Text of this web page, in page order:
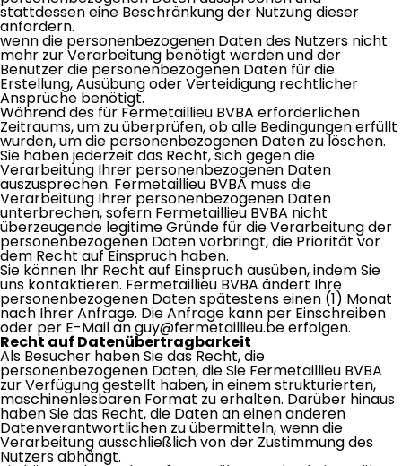
stattdessen eine Beschränkung der Nutzung dieser
anfordern.
wenn die personenbezogenen Daten des Nutzers nicht
mehr zur Verarbeitung benötigt werden und der
Benutzer die personenbezogenen Daten für die
Erstellung, Ausübung oder Verteidigung rechtlicher
Ansprüche benötigt.
Während des für Fermetaillieu BVBA erforderlichen
Zeitraums, um zu überprüfen, ob alle Bedingungen erfüllt
wurden, um die personenbezogenen Daten zu löschen.
Sie haben jederzeit das Recht, sich gegen die
Verarbeitung Ihrer personenbezogenen Daten
auszusprechen. Fermetaillieu BVBA muss die
Verarbeitung Ihrer personenbezogenen Daten
unterbrechen, sofern Fermetaillieu BVBA nicht
überzeugende legitime Gründe für die Verarbeitung der
personenbezogenen Daten vorbringt, die Priorität vor
dem Recht auf Einspruch haben.
Sie können Ihr Recht auf Einspruch ausüben, indem Sie
uns kontaktieren. Fermetaillieu BVBA ändert Ihre
personenbezogenen Daten spätestens einen (1) Monat
nach Ihrer Anfrage. Die Anfrage kann per Einschreiben
oder per E-Mail an guy@fermetaillieu.be erfolgen.
Recht auf Datenübertragbarkeit
Als Besucher haben Sie das Recht, die
personenbezogenen Daten, die Sie Fermetaillieu BVBA
zur Verfügung gestellt haben, in einem strukturierten,
maschinenlesbaren Format zu erhalten. Darüber hinaus
haben Sie das Recht, die Daten an einen anderen
Datenverantwortlichen zu übermitteln, wenn die
Verarbeitung ausschließlich von der Zustimmung des
Nutzers abhängt.